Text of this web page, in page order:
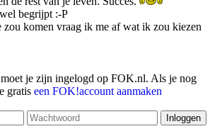
begrijpt :-P
komen vraag ik me af wat ik zou kiezen
je zijn ingelogd op FOK.nl. Als je nog
gratis een FOK!account aanmaken